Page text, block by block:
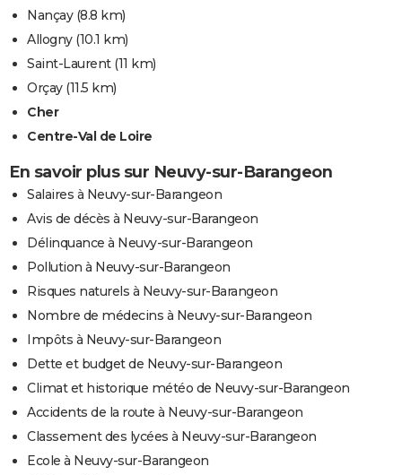
Nançay(8.8 km)
Allogny(10.1 km)
Saint-Laurent(11 km)
Orçay(11.5 km)
Cher
Centre-Val de Loire
En savoir plus sur Neuvy-sur-Barangeon
Salaires à Neuvy-sur-Barangeon
Avis de décès à Neuvy-sur-Barangeon
Délinquance à Neuvy-sur-Barangeon
Pollution à Neuvy-sur-Barangeon
Risques naturels à Neuvy-sur-Barangeon
Nombre de médecins à Neuvy-sur-Barangeon
Impôts à Neuvy-sur-Barangeon
Dette et budget de Neuvy-sur-Barangeon
Climat et historique météo de Neuvy-sur-Barangeon
Accidents de la route à Neuvy-sur-Barangeon
Classement des lycées à Neuvy-sur-Barangeon
Ecole à Neuvy-sur-Barangeon